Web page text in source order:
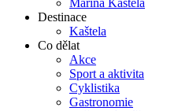
Marina Kaštela
Destinace
Kaštela
Co dělat
Akce
Sport a aktivita
Cyklistika
Gastronomie